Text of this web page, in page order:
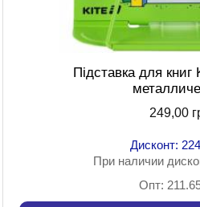
Підставка для
249,00
Дисконт:
При наличии
Опт: